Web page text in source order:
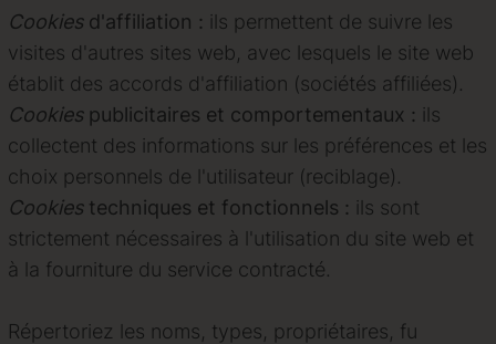
Cookies d'affiliation : ils permettent de suivre les
visites d'autres sites web, avec lesquels le site web
établit des accords d'affiliation (sociétés affiliées).
Cookiespublicitaires et comportementaux : ils
collectent des informations sur les préférences et les
choix personnels de l'utilisateur (reciblage).
Cookiestechniques et fonctionnels : ils sont
strictement nécessaires à l'utilisation du site web et
à la fourniture du service contracté.
Répertoriez les noms, types, propriétaires, fu